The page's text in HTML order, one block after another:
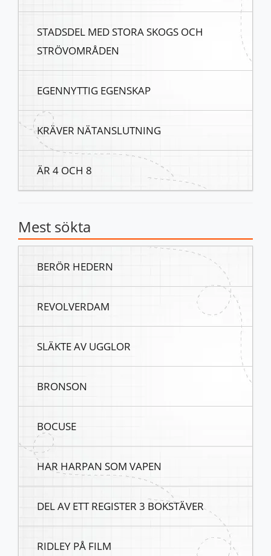
STADSDEL MED STORA SKOGS OCH
STRÖVOMRÅDEN
EGENNYTTIG EGENSKAP
KRÄVER NÄTANSLUTNING
ÄR 4 OCH 8
Mest sökta
BERÖR HEDERN
REVOLVERDAM
SLÄKTE AV UGGLOR
BRONSON
BOCUSE
HAR HARPAN SOM VAPEN
DEL AV ETT REGISTER 3 BOKSTÄVER
RIDLEY PÅ FILM